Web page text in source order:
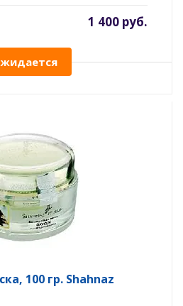
1 400 руб.
100 гр. Shahnaz